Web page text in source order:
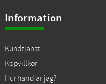
Information
Kundtjänst
Köpvillkor
Hur handlar jag?